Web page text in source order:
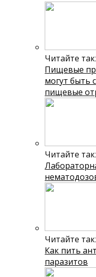
Читайте
Пищевые
могут быть
пищевые
Читайте
Читайте
Как пить
паразитов